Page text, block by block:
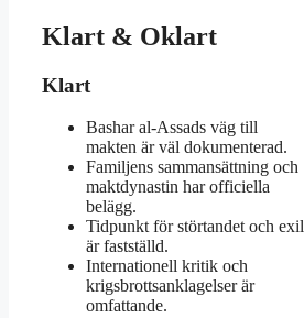
Klart & Oklart
Klart
Bashar al-Assads väg till
makten är väl dokumenterad.
Familjens sammansättning och
maktdynastin har officiella
belägg.
Tidpunkt för störtandet och exil
är fastställd.
Internationell kritik och
krigsbrottsanklagelser är
omfattande.